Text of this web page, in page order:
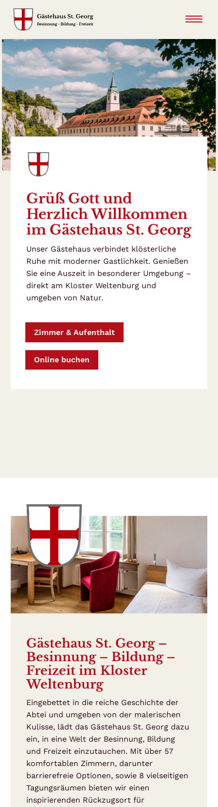
Grüß Gott und
Herzlich Willkommen
im Gästehaus St. Georg
Unser Gästehaus verbindet klösterliche
Ruhe mit moderner Gastlichkeit. Genießen
Sie eine Auszeit in besonderer Umgebung –
direkt am Kloster Weltenburg und
umgeben von Natur.
Zimmer & Aufenthalt
Online buchen
Gästehaus St. Georg –
Besinnung – Bildung –
Freizeit im Kloster
Weltenburg
Eingebettet in die reiche Geschichte der
Abtei und umgeben von der malerischen
Kulisse, lädt das Gästehaus St. Georg dazu
ein, in eine Welt der Besinnung, Bildung
und Freizeit einzutauchen. Mit über 57
komfortablen Zimmern, darunter
barrierefreie Optionen, sowie 8 vielseitigen
Tagungsräumen bieten wir einen
inspirierenden Rückzugsort für